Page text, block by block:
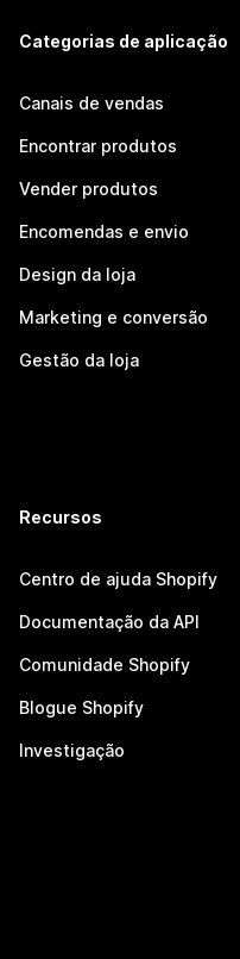
Categorias de aplicação
Canais de vendas
Encontrar produtos
Vender produtos
Encomendas e envio
Design da loja
Marketing e conversão
Gestão da loja
Recursos
Centro de ajuda Shopify
Documentação da API
Comunidade Shopify
Blogue Shopify
Investigação